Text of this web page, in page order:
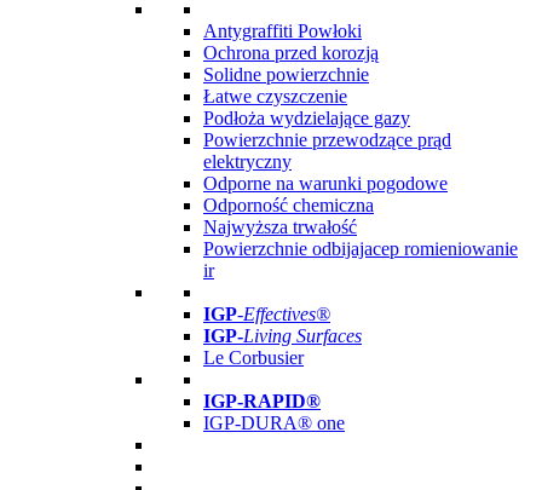
Antygraffiti Powłoki
Ochrona przed korozją
Solidne powierzchnie
Łatwe czyszczenie
Podłoża wydzielające gazy
Powierzchnie przewodzące prąd
elektryczny
Odporne na warunki pogodowe
Odporność chemiczna
Najwyższa trwałość
Powierzchnie odbijajacep romieniowanie
ir
IGP-Effectives®
IGP-Living Surfaces
Le Corbusier
IGP-RAPID®
IGP-DURA® one